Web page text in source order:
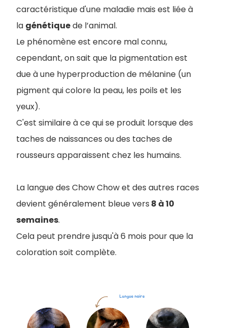
caractéristique d'une maladie mais est liée à
la génétiquede l’animal.
Le phénomène est encore mal connu,
cependant, on sait que la pigmentation est
due à une hyperproduction de mélanine (un
pigment qui colore la peau, les poils et les
yeux).
C'est similaire à ce qui se produit lorsque des
taches de naissances ou des taches de
rousseurs apparaissent chez les humains.
La langue des Chow Chow et des autres races
devient généralement bleue vers 8 à 10
semaines.
Cela peut prendre jusqu'à 6 mois pour que la
coloration soit complète.